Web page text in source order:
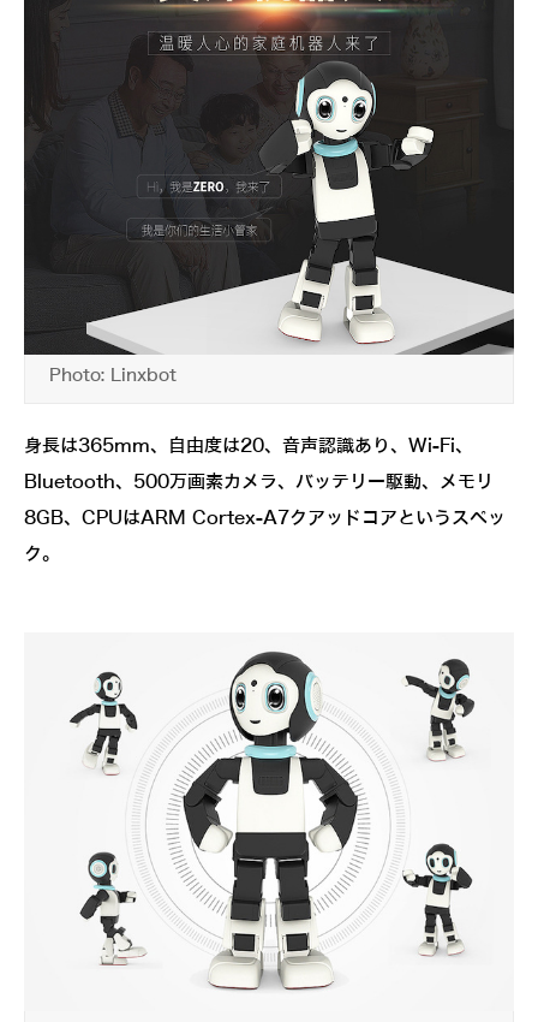
Photo: Linxbot
身長は365mm、自由度は20、音声認識あり、Wi-Fi、
Bluetooth、500万画素カメラ、バッテリー駆動、メモリ
8GB、CPUはARM Cortex-A7クアッドコアというスペッ
ク。